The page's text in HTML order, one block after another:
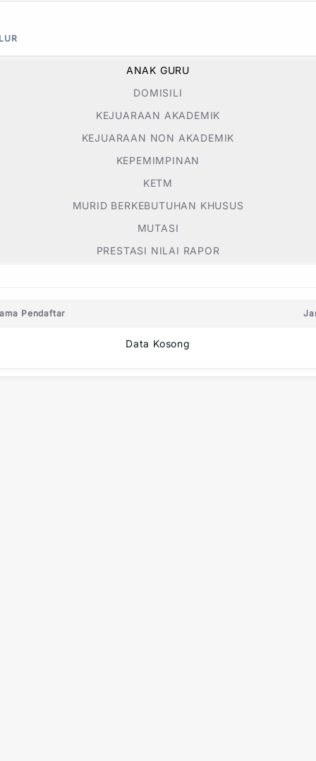
ANAK GURU
DOMISILI
KEJUARAAN AKADEMIK
KEJUARAAN NON AKADEMIK
KEPEMIMPINAN
KETM
MURID BERKEBUTUHAN KHUSUS
MUTASI
PRESTASI NILAI RAPOR
Pendaftar
Data Kosong